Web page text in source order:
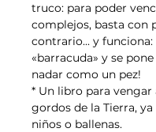
truco: para poder
complejos, basta con
contrario... y funciona:
«barracuda» y se pone
nadar como un pez!
* Un libro para vengar
gordos de la Tierra, ya
niños o ballenas.